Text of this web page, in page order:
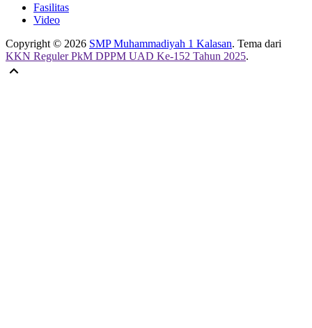
Fasilitas
Video
Copyright © 2026 SMP Muhammadiyah 1 Kalasan. Tema dari
KKN Reguler PkM DPPM UAD Ke-152 Tahun 2025.